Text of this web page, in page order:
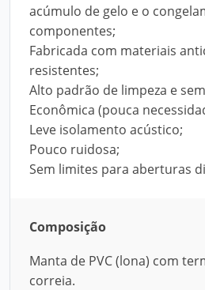
acúmulo de gelo e o
componentes;
Fabricada com materiais
resistentes;
Alto padrão de limpeza e
Econômica (pouca
Leve isolamento acústico;
Pouco ruidosa;
Sem limites para aberturas
Composição
Manta de PVC (lona) com
correia.